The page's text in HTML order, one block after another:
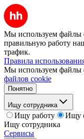
Мы используем файлы
правильную работу
трафик.
Правила
Мы используем файлы
файлов cookie
Понятно
Ищу сотрудника
Ищу работу
Ищу
Ищу сотрудника
Сервисы